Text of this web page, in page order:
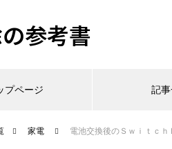
参考書
プページ 記
家電 電池交換後のＳｗｉｔｃ